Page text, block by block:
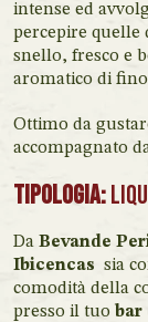
intense ed
percepire quelle
snello, fresco e
aromatico di
Ottimo da
accompagnato
Tipologia:
Da Bevande
Ibicencas sia
comodità della
presso il tuo bar